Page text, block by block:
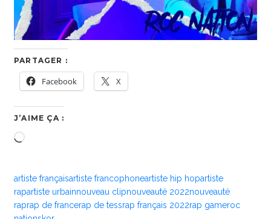
PARTAGER :
Facebook X
J’AIME ÇA :
Chargement…
artiste françaisartiste francophoneartiste hip hopartiste
rapartiste urbainnouveau clipnouveauté 2022nouveauté
raprap de francerap de tessrap français 2022rap gameroc